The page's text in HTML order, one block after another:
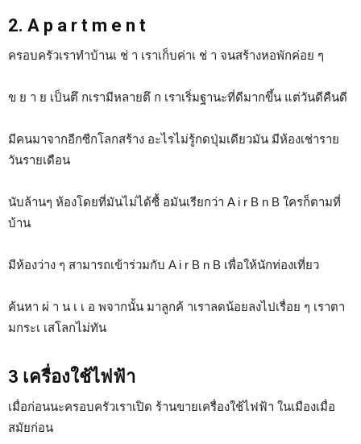
2. A p a r t m e n t
ครอบครัวเราทำบ้านเ ช่ า เราเก็บค่าเ ช่ า จนสร้างหอพักค่อย ๆ
ข ย า ย เป็นตึ กเรามีหลายตึ ก เราเริ่มฐานะที่ดีมากขึ้น แต่วันดีคืนดี
มีคนมาจากอีกซีกโลกสร้าง อะไรไม่รู้กดปุ่มเดียวมัน มีห้องเช่าราย
วันรายเดือน
นับล้านๆ ห้องโดยที่มันไม่ได้ซื้ อมันเรียกว่า A i r B n B ใครก็ตามที่
บ้าน
มีห้องว่าง ๆ สามารถเข้าร่วมกับ A i r B n B เพื่อให้นักท่องเที่ยว
ค้นหา ผ่ า น เ เ อ พจากนั้น มาลูกค้ าเราลดน้อยลงไปเรื่อย ๆ เราตา
มกระเ เสโลกไม่ทัน
3 เครื่องใช้ไฟฟ้า
เมื่อก่อนนะครอบครัวเราเปิด ร้านขายเครื่องใช้ไฟฟ้า ในเมืองเมื่อ
สมัยก่อน